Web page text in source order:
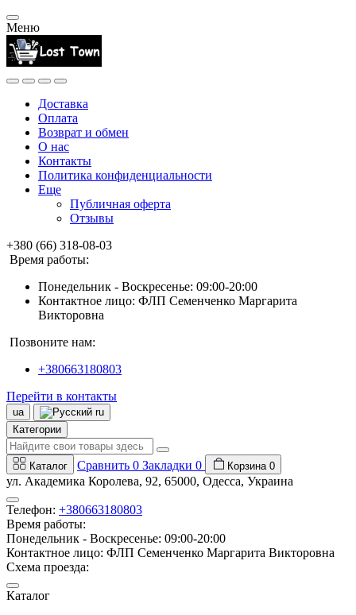
Меню
Доставка
Оплата
Возврат и обмен
О нас
Контакты
Политика конфиденциальности
Еще
Публичная оферта
Отзывы
+380 (66) 318-08-03
Время работы:
Понедельник - Воскресенье: 09:00-20:00
Контактное лицо: ФЛП Семенченко Маргарита
Викторовна
Позвоните нам:
+380663180803
Перейти в контакты
ua
ru
Категории
Каталог Сравнить 0 Закладки 0 Корзина 0
ул. Академика Королева, 92, 65000, Одесса, Украина
Телефон: +380663180803
Время работы:
Понедельник - Воскресенье: 09:00-20:00
Контактное лицо: ФЛП Семенченко Маргарита Викторовна
Схема проезда:
Каталог